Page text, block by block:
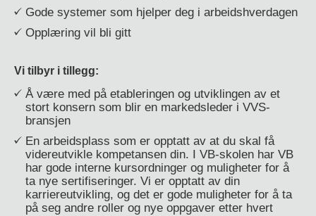
Gode systemer som hjelper deg i arbeidshverdagen
Opplæring vil bli gitt
Vi tilbyr i tillegg:
Å være med på etableringen og utviklingen av et
stort konsern som blir en markedsleder i VVS-
bransjen
En arbeidsplass som er opptatt av at du skal få
videreutvikle kompetansen din. I VB-skolen har VB
har gode interne kursordninger og muligheter for å
ta nye sertifiseringer. Vi er opptatt av din
karriereutvikling, og det er gode muligheter for å ta
på seg andre roller og nye oppgaver etter hvert